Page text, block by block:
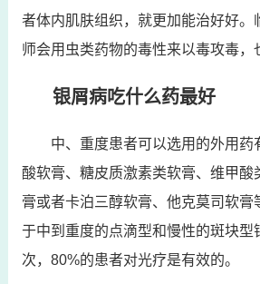
者体内肌肤组织，就更加能治好好。
师会用虫类药物的毒性来以毒攻毒，
银屑病吃什么药最好
中、重度患者可以选用的外用药
酸软膏、糖皮质激素类软膏、维甲酸
膏或者卡泊三醇软膏、他克莫司软膏
于中到重度的点滴型和慢性的斑块型
次，80%的患者对光疗是有效的。